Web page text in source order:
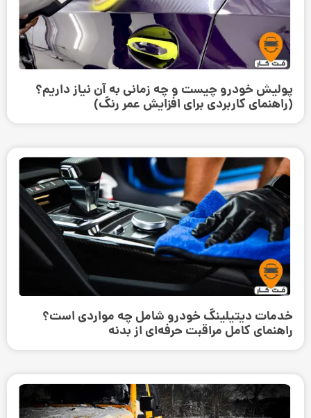
پولیش خودرو چیست و چه زمانی به آن نیاز داریم؟
(راهنمای کاربردی برای افزایش عمر رنگ)
خدمات دیتیلینگ خودرو شامل چه مواردی است؟
راهنمای کامل مراقبت حرفه‌ای از بدنه